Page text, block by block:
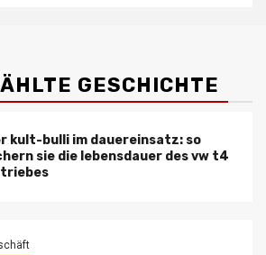
GESCHICHTE
kult-bulli im dauereinsatz: so
sie die lebensdauer des vw t4